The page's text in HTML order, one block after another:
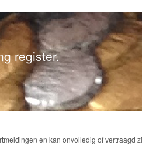
register.
en kan onvolledig of vertraagd